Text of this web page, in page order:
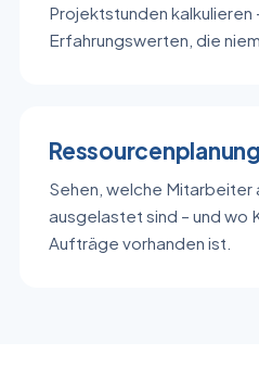
Projektstunden kalkulieren
Erfahrungswerten, die
Ressourcenplanung
Sehen, welche Mitarbeiter
ausgelastet sind – und wo
Aufträge vorhanden ist.